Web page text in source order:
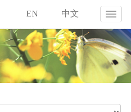
燁
輝
企
業
股
份
有
限
司
EN 中文